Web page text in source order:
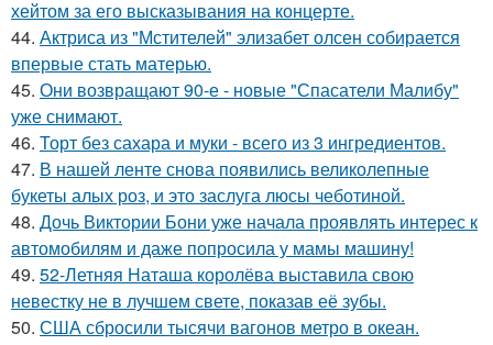
хейтом за его высказывания на концерте.
44. Актриса из "Мстителей" элизабет олсен собирается
впервые стать матерью.
45. Они возвращают 90-е - новые "Спасатели Малибу"
уже снимают.
46. Торт без сахара и муки - всего из 3 ингредиентов.
47. В нашей ленте снова появились великолепные
букеты алых роз, и это заслуга люсы чеботиной.
48. Дочь Виктории Бони уже начала проявлять интерес к
автомобилям и даже попросила у мамы машину!
49. 52-Летняя Наташа королёва выставила свою
невестку не в лучшем свете, показав её зубы.
50. США сбросили тысячи вагонов метро в океан.